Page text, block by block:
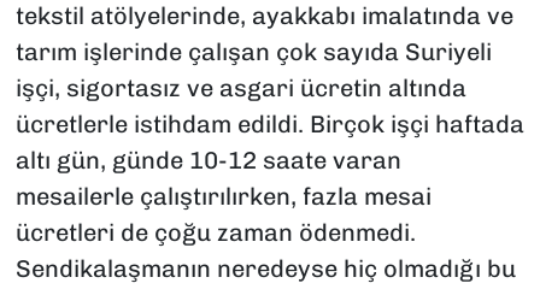
tekstil atölyelerinde, ayakkabı imalatında ve
tarım işlerinde çalışan çok sayıda Suriyeli
işçi, sigortasız ve asgari ücretin altında
ücretlerle istihdam edildi. Birçok işçi haftada
altı gün, günde 10-12 saate varan
mesailerle çalıştırılırken, fazla mesai
ücretleri de çoğu zaman ödenmedi.
Sendikalaşmanın neredeyse hiç olmadığı bu